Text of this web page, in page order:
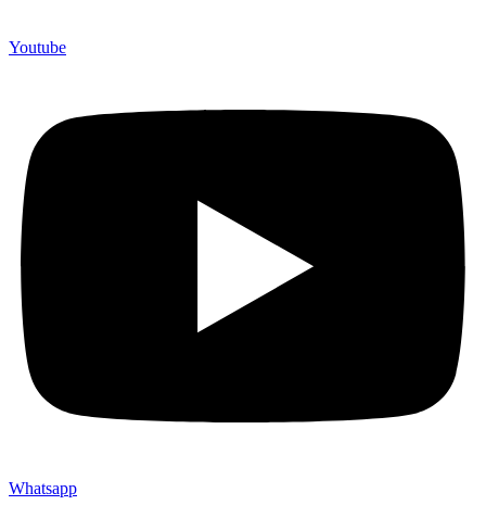
Youtube
Whatsapp